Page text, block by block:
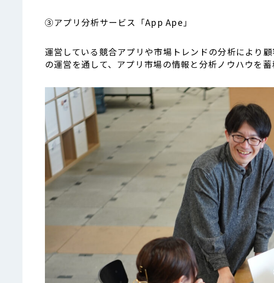
③アプリ分析サービス「App Ape」
運営している競合アプリや市場トレンドの分析により
の運営を通して、アプリ市場の情報と分析ノウハウを